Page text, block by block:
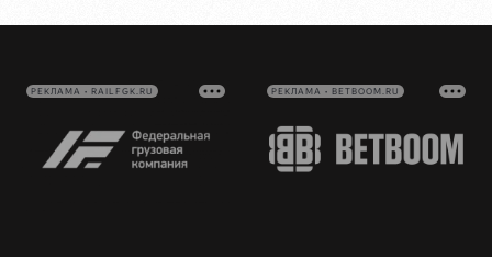
РЕКЛАМА • RAILFGK.RU РЕКЛАМА • BETBOOM.RU